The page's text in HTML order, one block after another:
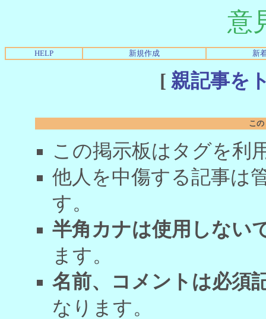
意
HELP 新規作成 新
[ 親記事を
こ
この掲示板はタグを利
他人を中傷する記事は
す。
半角カナは使用しない
ます。
名前、コメントは必須
なります。